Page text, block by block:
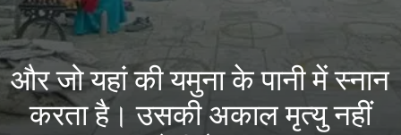
और जो यहां की यमुना के पानी में स्नान
करता है। उसकी अकाल मृत्यु नहीं